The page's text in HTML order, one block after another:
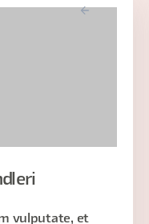
vulputate, et